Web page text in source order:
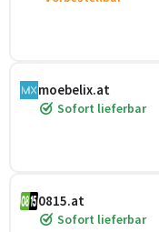
moebelix.at
Sofort lieferbar
0815.at
Sofort lieferbar